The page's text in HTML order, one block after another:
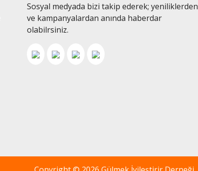
Sosyal medyada bizi takip ederek; yeniliklerden
ve kampanyalardan anında haberdar
olabilrsiniz.